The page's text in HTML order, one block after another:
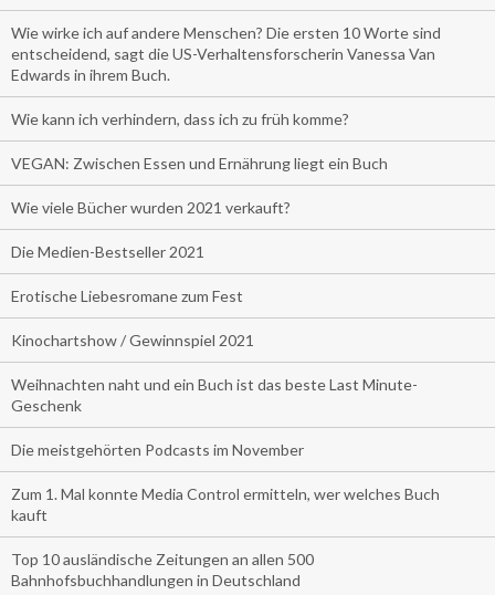
Wie wirke ich auf andere Menschen? Die ersten 10 Worte sind
entscheidend, sagt die US-Verhaltensforscherin Vanessa Van
Edwards in ihrem Buch.
Wie kann ich verhindern, dass ich zu früh komme?
VEGAN: Zwischen Essen und Ernährung liegt ein Buch
Wie viele Bücher wurden 2021 verkauft?
Die Medien-Bestseller 2021
Erotische Liebesromane zum Fest
Kinochartshow / Gewinnspiel 2021
Weihnachten naht und ein Buch ist das beste Last Minute-
Geschenk
Die meistgehörten Podcasts im November
Zum 1. Mal konnte Media Control ermitteln, wer welches Buch
kauft
Top 10 ausländische Zeitungen an allen 500
Bahnhofsbuchhandlungen in Deutschland